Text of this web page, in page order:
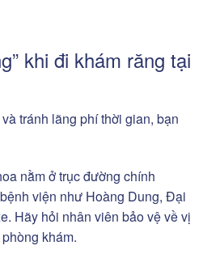
khi đi khám răng tại
tránh lãng phí thời gian, bạn
nằm ở trục đường chính
viện như Hoàng Dung, Đại
Hãy hỏi nhân viên bảo vệ về vị
khám.